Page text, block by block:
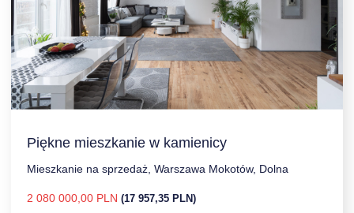
Piękne mieszkanie w kamienicy
Mieszkanie na sprzedaż, Warszawa Mokotów, Dolna
2 080 000,00 PLN (17 957,35 PLN)